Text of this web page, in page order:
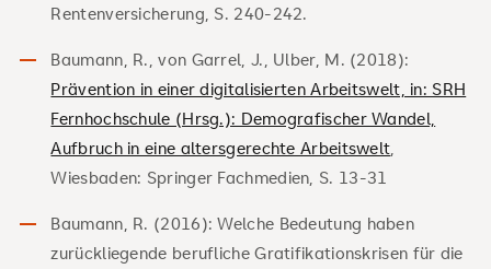
Rentenversicherung, S. 240-242.
Baumann, R., von Garrel, J., Ulber, M. (2018):
Prävention in einer digitalisierten Arbeitswelt, in: SRH
Fernhochschule (Hrsg.): Demografischer Wandel,
Aufbruch in eine altersgerechte Arbeitswelt
Wiesbaden: Springer Fachmedien, S. 13-31
Baumann, R. (2016): Welche Bedeutung haben
zurückliegende berufliche Gratifikationskrisen für die